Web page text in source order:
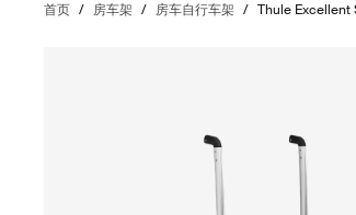
首页 / 房车架 / 房车自行车架 / Thule Excellent